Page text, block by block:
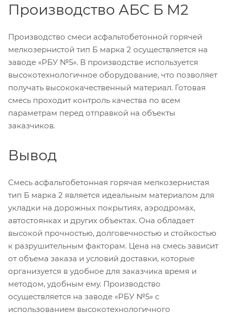
Производство АБС Б М2
Производство смеси асфальтобетонной горячей
мелкозернистой тип Б марка 2 осуществляется на
заводе «РБУ №5». В производстве используется
высокотехнологичное оборудование, что позволяет
получать высококачественный материал. Готовая
смесь проходит контроль качества по всем
параметрам перед отправкой на объекты
заказчиков.
Вывод
Смесь асфальтобетонная горячая мелкозернистая
тип Б марка 2 является идеальным материалом для
укладки на дорожных покрытиях, аэродромах,
автостоянках и других объектах. Она обладает
высокой прочностью, долговечностью и стойкостью
к разрушительным факторам. Цена на смесь зависит
от объема заказа и условий доставки, которые
организуется в удобное для заказчика время и
методом, удобным ему. Производство
осуществляется на заводе «РБУ №5» с
использованием высокотехнологичного